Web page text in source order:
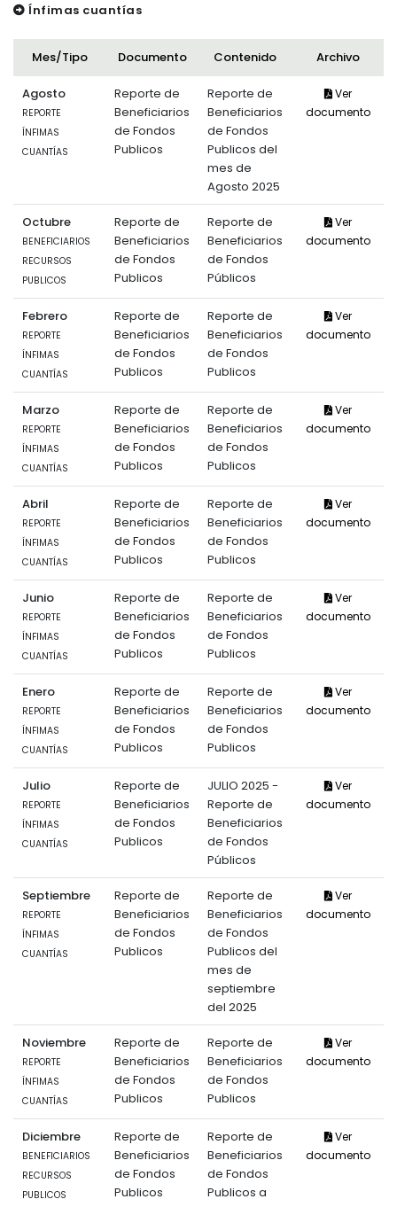
Ínfimas cuantías
Mes/Tipo Documento Contenido Archivo
Agosto
REPORTE
ÍNFIMAS
CUANTÍAS
Reporte de
Beneficiarios
de Fondos
Publicos
Reporte de
Beneficiarios
de Fondos
Publicos del
mes de
Agosto 2025
Ver
documento
Octubre
BENEFICIARIOS
RECURSOS
PUBLICOS
Reporte de
Beneficiarios
de Fondos
Publicos
Reporte de
Beneficiarios
de Fondos
Públicos
Ver
documento
Febrero
REPORTE
ÍNFIMAS
CUANTÍAS
Reporte de
Beneficiarios
de Fondos
Publicos
Reporte de
Beneficiarios
de Fondos
Publicos
Ver
documento
Marzo
REPORTE
ÍNFIMAS
CUANTÍAS
Reporte de
Beneficiarios
de Fondos
Publicos
Reporte de
Beneficiarios
de Fondos
Publicos
Ver
documento
Abril
REPORTE
ÍNFIMAS
CUANTÍAS
Reporte de
Beneficiarios
de Fondos
Publicos
Reporte de
Beneficiarios
de Fondos
Publicos
Ver
documento
Junio
REPORTE
ÍNFIMAS
CUANTÍAS
Reporte de
Beneficiarios
de Fondos
Publicos
Reporte de
Beneficiarios
de Fondos
Publicos
Ver
documento
Enero
REPORTE
ÍNFIMAS
CUANTÍAS
Reporte de
Beneficiarios
de Fondos
Publicos
Reporte de
Beneficiarios
de Fondos
Publicos
Ver
documento
Julio
REPORTE
ÍNFIMAS
CUANTÍAS
Reporte de
Beneficiarios
de Fondos
Publicos
JULIO 2025 -
Reporte de
Beneficiarios
de Fondos
Públicos
Ver
documento
Septiembre
REPORTE
ÍNFIMAS
CUANTÍAS
Reporte de
Beneficiarios
de Fondos
Publicos
Reporte de
Beneficiarios
de Fondos
Publicos del
mes de
septiembre
del 2025
Ver
documento
Noviembre
REPORTE
ÍNFIMAS
CUANTÍAS
Reporte de
Beneficiarios
de Fondos
Publicos
Reporte de
Beneficiarios
de Fondos
Publicos
Ver
documento
Diciembre
BENEFICIARIOS
RECURSOS
PUBLICOS
Reporte de
Beneficiarios
de Fondos
Publicos
Reporte de
Beneficiarios
de Fondos
Publicos a
Ver
documento